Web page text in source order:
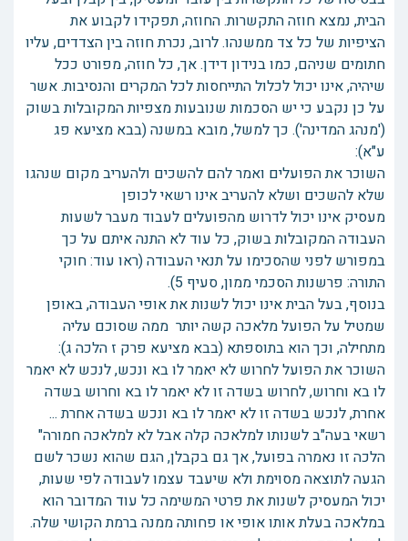
הבית, נמצא חוזה התקשרות. החוזה, תפקידו לקבוע את
הציפיות של כל צד ממשנהו. לרוב, נכרת חוזה בין הצדדים, עליו
חתומים שניהם, כמו בנידון דידן. אך, כל חוזה, מפורט ככל
שיהיה, אינו יכול לכלול התייחסות לכל המקרים והנסיבות. אשר
על כן נקבע כי יש הסכמות שנובעות מצפיות המקובלות בשוק
('מנהג המדינה'). כך למשל, מובא במשנה (בבא מציעא פג
ע"א):
השוכר את הפועלים ואמר להם להשכים ולהעריב מקום שנהגו
שלא להשכים ושלא להעריב אינו רשאי לכופן
מעסיק אינו יכול לדרוש מהפועלים לעבוד מעבר לשעות
העבודה המקובלות בשוק, כל עוד לא התנה איתם על כך
במפורש לפני שהסכימו על תנאי העבודה (ראו עוד: חוקי
התורה: פרשנות הסכמי ממון, סעיף 5).
בנוסף, בעל הבית אינו יכול לשנות את אופי העבודה, באופן
שמטיל על הפועל מלאכה קשה יותר ממה שסוכם עליה
מתחילה, וכך הוא בתוספתא (בבא מציעא פרק ז הלכה ג):
השוכר את הפועל לחרוש לא יאמר לו בא ונכש, לנכש לא יאמר
לו בא וחרוש, לחרוש בשדה זו לא יאמר לו בא וחרוש בשדה
אחרת, לנכש בשדה זו לא יאמר לו בא ונכש בשדה אחרת ...
רשאי בעה"ב לשנותו למלאכה קלה אבל לא למלאכה חמורה"
הלכה זו נאמרה בפועל, אך גם בקבלן, הגם שהוא נשכר לשם
הגעה לתוצאה מסוימת ולא שיעבד עצמו לעבודה לפי שעות,
יכול המעסיק לשנות את פרטי המשימה כל עוד המדובר הוא
במלאכה בעלת אותו אופי או פחותה ממנה ברמת הקושי שלה.